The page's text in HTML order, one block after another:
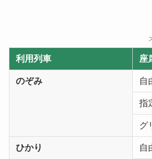
利用列車 座
のぞみ 自
指
グ
ひかり 自